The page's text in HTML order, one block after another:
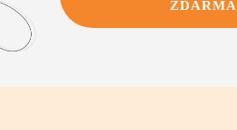
ZDARMA